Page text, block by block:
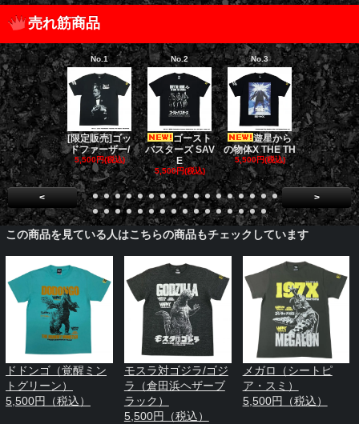
売れ筋商品
No.1
[限定販売]ゴッ
ドファーザー/
5,500円(税込)
No.2
ゴースト
バスターズ SAV
E
5,500円(税込)
No.3
遊星から
の物体X THE TH
5,500円(税込)
No.4
ダークナイ
リロジー/
5,500円(税
< >
この商品を見ている人はこちらの商品もチェックしています
ドドンゴ（覚醒ミン
トグリーン）
5,500円（税込）
モスラ対ゴジラ/ゴジ
ラ（倉田浜ヘザーブ
ラック）
5,500円（税込）
メガロ（シートピ
ア・スミ）
5,500円（税込）